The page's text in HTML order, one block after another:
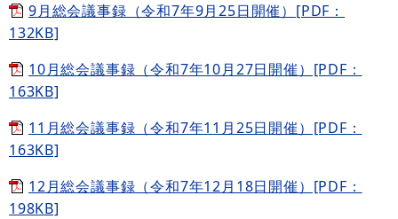
9月総会議事録（令和7年9月25日開催）[PDF：
132KB]
10月総会議事録（令和7年10月27日開催）[PDF：
163KB]
11月総会議事録（令和7年11月25日開催）[PDF：
163KB]
12月総会議事録（令和7年12月18日開催）[PDF：
198KB]